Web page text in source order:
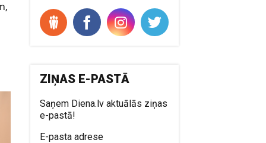
ZIŅAS E-PASTĀ
Saņem Diena.lv aktuālās ziņas
e-pastā!
E-pasta adrese